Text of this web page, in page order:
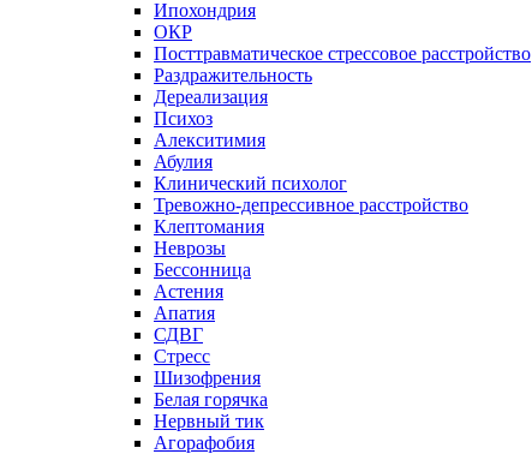
Ипохондрия
ОКР
Посттравматическое стрессовое расстройство
Раздражительность
Дереализация
Психоз
Алекситимия
Абулия
Клинический психолог
Тревожно-депрессивное расстройство
Клептомания
Неврозы
Бессонница
Астения
Апатия
СДВГ
Стресс
Шизофрения
Белая горячка
Нервный тик
Агорафобия